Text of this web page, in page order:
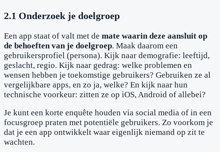
2.1 Onderzoek je doelgroep
Een app staat of valt met de mate waarin deze aansluit op
de behoeften van je doelgroep. Maak daarom een
gebruikersprofiel (persona). Kijk naar demografie: leeftijd,
geslacht, regio. Kijk naar gedrag: welke problemen en
wensen hebben je toekomstige gebruikers? Gebruiken ze al
vergelijkbare apps, en zo ja, welke? En kijk naar hun
technische voorkeur: zitten ze op iOS, Android of allebei?
Je kunt een korte enquête houden via social media of in een
focusgroep praten met potentiële gebruikers. Zo voorkom je
dat je een app ontwikkelt waar eigenlijk niemand op zit te
wachten.